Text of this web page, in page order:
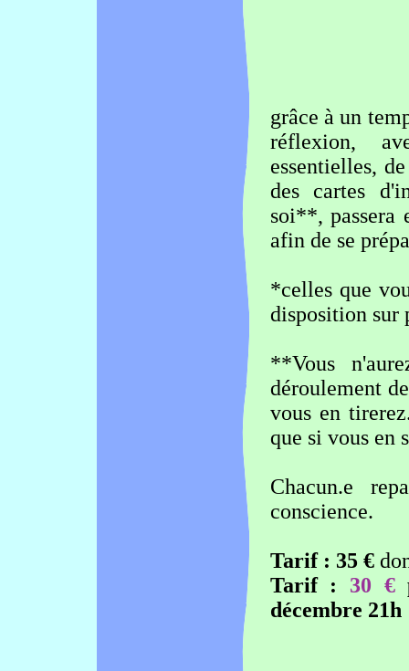
grâce à un
réflexion,
essentielles,
des cartes
soi**, passera
afin de se
*celles que
disposition sur
**Vous
déroulement
vous en
que si vous en
Chacun.e
conscience.
Tarif : 35 €
Tarif : 30 €
décembre 21h